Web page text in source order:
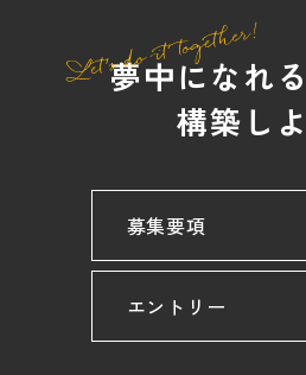
夢中になれ
構築しよ
募集要項
エントリー